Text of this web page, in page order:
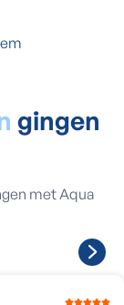
gingen
met Aqua